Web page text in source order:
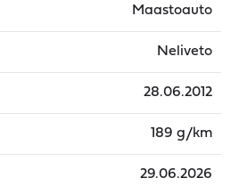
Maastoauto
Neliveto
28.06.2012
189 g/km
29.06.2026